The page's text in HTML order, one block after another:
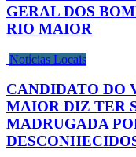
GERAL DOS
RIO MAIOR
Notícias Locais
CANDIDATO DO
MAIOR DIZ TER
MADRUGADA